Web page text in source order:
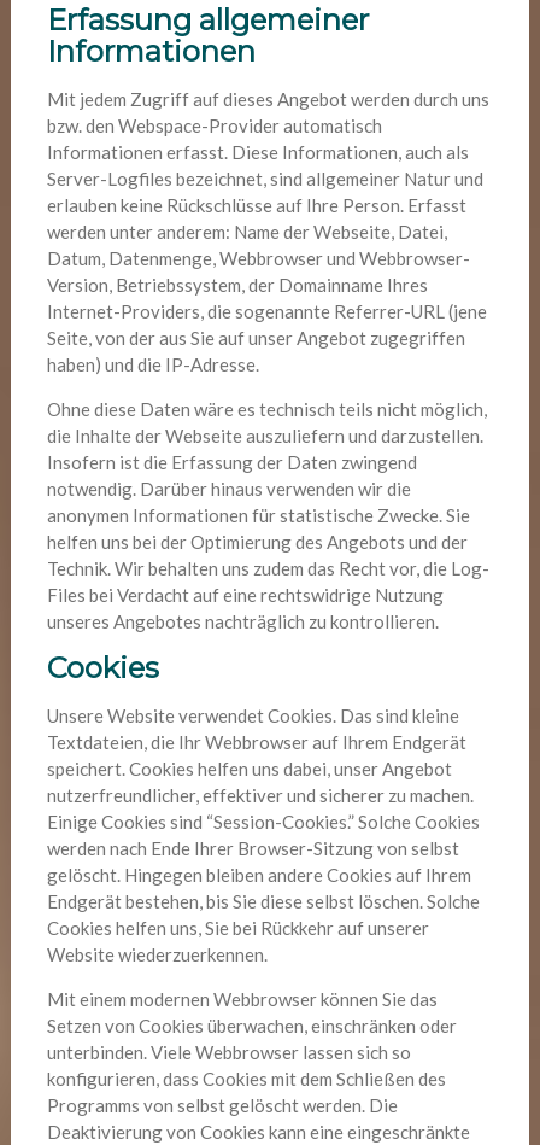
Erfassung allgemeiner
Informationen
Mit jedem Zugriff auf dieses Angebot werden durch uns
bzw. den Webspace-Provider automatisch
Informationen erfasst. Diese Informationen, auch als
Server-Logfiles bezeichnet, sind allgemeiner Natur und
erlauben keine Rückschlüsse auf Ihre Person. Erfasst
werden unter anderem: Name der Webseite, Datei,
Datum, Datenmenge, Webbrowser und Webbrowser-
Version, Betriebssystem, der Domainname Ihres
Internet-Providers, die sogenannte Referrer-URL (jene
Seite, von der aus Sie auf unser Angebot zugegriffen
haben) und die IP-Adresse.
Ohne diese Daten wäre es technisch teils nicht möglich,
die Inhalte der Webseite auszuliefern und darzustellen.
Insofern ist die Erfassung der Daten zwingend
notwendig. Darüber hinaus verwenden wir die
anonymen Informationen für statistische Zwecke. Sie
helfen uns bei der Optimierung des Angebots und der
Technik. Wir behalten uns zudem das Recht vor, die Log-
Files bei Verdacht auf eine rechtswidrige Nutzung
unseres Angebotes nachträglich zu kontrollieren.
Cookies
Unsere Website verwendet Cookies. Das sind kleine
Textdateien, die Ihr Webbrowser auf Ihrem Endgerät
speichert. Cookies helfen uns dabei, unser Angebot
nutzerfreundlicher, effektiver und sicherer zu machen.
Einige Cookies sind “Session-Cookies.” Solche Cookies
werden nach Ende Ihrer Browser-Sitzung von selbst
gelöscht. Hingegen bleiben andere Cookies auf Ihrem
Endgerät bestehen, bis Sie diese selbst löschen. Solche
Cookies helfen uns, Sie bei Rückkehr auf unserer
Website wiederzuerkennen.
Mit einem modernen Webbrowser können Sie das
Setzen von Cookies überwachen, einschränken oder
unterbinden. Viele Webbrowser lassen sich so
konfigurieren, dass Cookies mit dem Schließen des
Programms von selbst gelöscht werden. Die
Deaktivierung von Cookies kann eine eingeschränkte